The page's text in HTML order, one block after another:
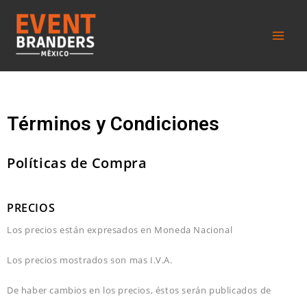
Términos y Condiciones
Políticas de Compra
PRECIOS
Los precios están expresados en Moneda Nacional
Los precios mostrados son mas I.V.A.
De haber cambios en los precios, éstos serán publicados de